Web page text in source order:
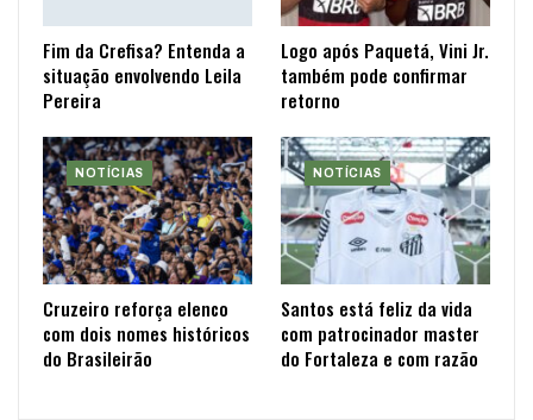
Fim da Crefisa? Entenda a
situação envolvendo Leila
Pereira
Logo após Paquetá, Vini Jr.
também pode confirmar
retorno
NOTÍCIAS
Cruzeiro reforça elenco
com dois nomes históricos
do Brasileirão
NOTÍCIAS
Santos está feliz da vida
com patrocinador master
do Fortaleza e com razão